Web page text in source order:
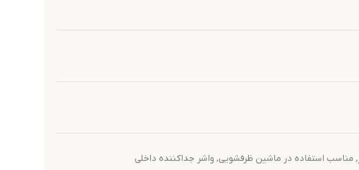
, مناسب استفاده در ماشین ظرفشویی, واشر جداکننده داخلی